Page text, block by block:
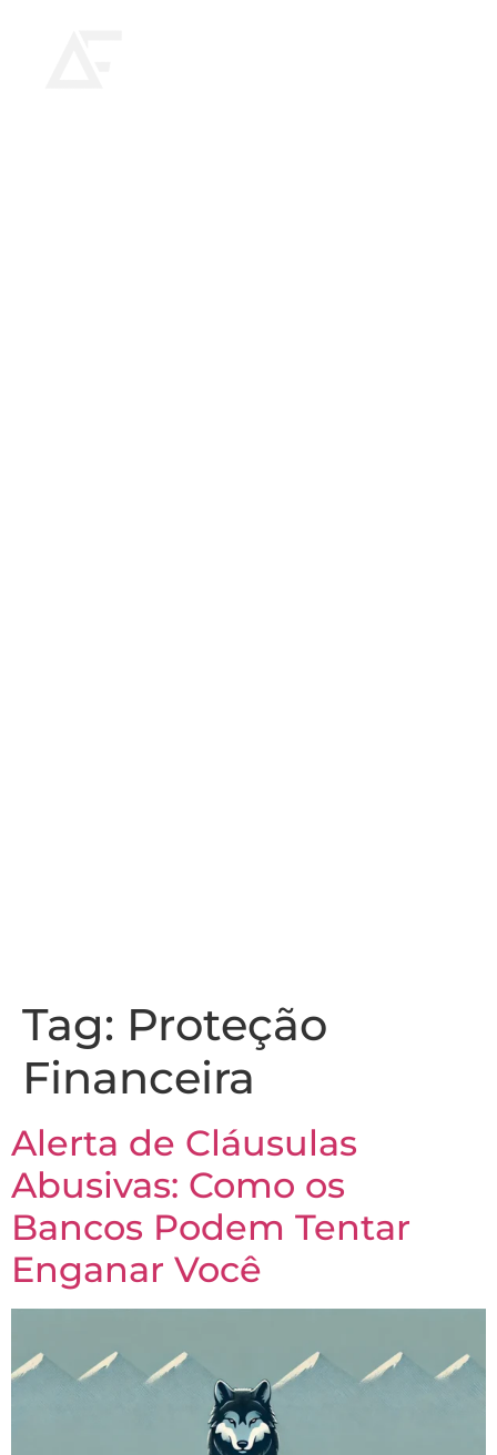
Tag: Proteção
Financeira
Alerta de Cláusulas
Abusivas: Como os
Bancos Podem Tentar
Enganar Você